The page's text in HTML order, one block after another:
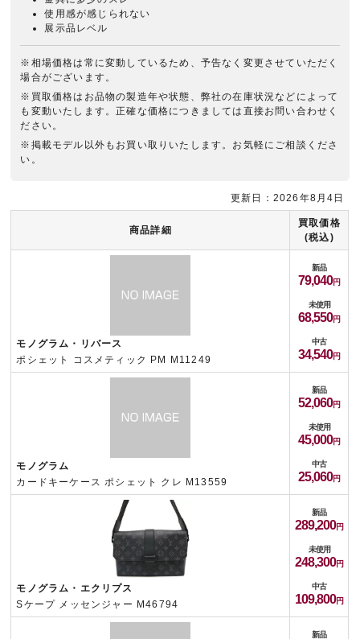
使用感が感じられない
展示品レベル
※相場価格は常に変動しているため、予告なく変更させていただく
場合がございます。
※買取価格はお品物の製造年や状態、弊社の在庫状況などによって
も変動いたします。正確な価格につきましては直接お問い合わせく
ださい。
※掲載モデル以外もお買い取りいたします。お気軽にご相談くださ
い。
商品詳細
買取価格
(税込)
モノグラム・リバース
ポシェット コスメティック PM M11249
新品
79,040
未使用
68,550
中古
34,540
モノグラム
カードキーケース ポシェット クレ M13559
新品
52,060
未使用
45,000
中古
25,060
モノグラム・エクリプス
Sケープ メッセンジャー M46794
新品
289,200
未使用
248,300
中古
109,800
新品
更新日：2026年8月4日